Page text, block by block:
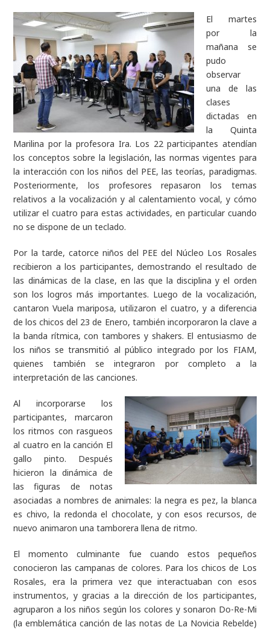
El martes
por la
mañana se
pudo
observar
una de las
clases
dictadas en
la Quinta
Marilina por la profesora Ira. Los 22 participantes atendían
los conceptos sobre la legislación, las normas vigentes para
la interacción con los niños del PEE, las teorías, paradigmas.
Posteriormente, los profesores repasaron los temas
relativos a la vocalización y al calentamiento vocal, y cómo
utilizar el cuatro para estas actividades, en particular cuando
no se dispone de un teclado.
Por la tarde, catorce niños del PEE del Núcleo Los Rosales
recibieron a los participantes, demostrando el resultado de
las dinámicas de la clase, en las que la disciplina y el orden
son los logros más importantes. Luego de la vocalización,
cantaron Vuela mariposa, utilizaron el cuatro, y a diferencia
de los chicos del 23 de Enero, también incorporaron la clave a
la banda rítmica, con tambores y shakers. El entusiasmo de
los niños se transmitió al público integrado por los FIAM,
quienes también se integraron por completo a la
interpretación de las canciones.
Al incorporarse los
participantes, marcaron
los ritmos con rasgueos
al cuatro en la canción El
gallo pinto. Después
hicieron la dinámica de
las figuras de notas
asociadas a nombres de animales: la negra es pez, la blanca
es chivo, la redonda el chocolate, y con esos recursos, de
nuevo animaron una tamborera llena de ritmo.
El momento culminante fue cuando estos pequeños
conocieron las campanas de colores. Para los chicos de Los
Rosales, era la primera vez que interactuaban con esos
instrumentos, y gracias a la dirección de los participantes,
agruparon a los niños según los colores y sonaron Do-Re-Mi
(la emblemática canción de las notas de La Novicia Rebelde)